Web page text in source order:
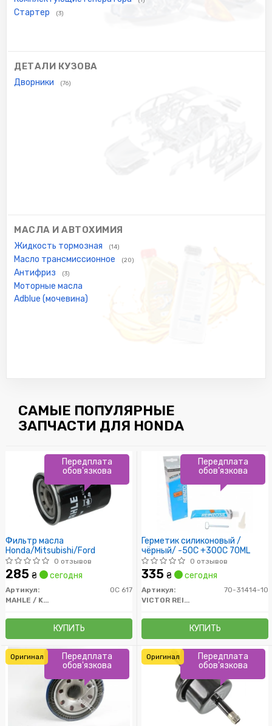
Стартер (3)
ДЕТАЛИ КУЗОВА
Дворники (76)
МАСЛА И АВТОХИМИЯ
Жидкость тормозная (14)
Масло трансмиссионное (20)
Антифриз (3)
Моторные масла
Adblue (мочевина)
САМЫЕ ПОПУЛЯРНЫЕ
ЗАПЧАСТИ ДЛЯ HONDA
Фильтр масла
Honda/Mitsubishi/Ford
0 отзывов
285 ₴ сегодня
Артикул:
OC 617
MAHLE / KNECHT
КУПИТЬ
Передплата
обов'язкова
Герметик силиконовый /
чёрный/ -50C +300C 70ML
0 отзывов
335 ₴ сегодня
Артикул:
70-31414-10
VICTOR REINZ
КУПИТЬ
Передплата
обов'язкова
Передплата
обов'язкова
Оригинал
Передплата
обов'язкова
Оригинал